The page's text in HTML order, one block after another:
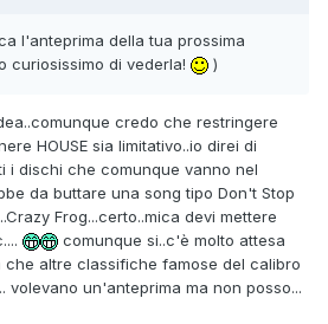
l'anteprima della tua prossima
curiosissimo di vederla! )
credo che restringere
HOUSE sia limitativo..io direi di
i dischi che comunque vanno nel
da buttare una song tipo Don't Stop
Frog...certo..mica devi mettere
comunque si..c'è molto attesa
che altre classifiche famose del calibro
volevano un'anteprima ma non posso...